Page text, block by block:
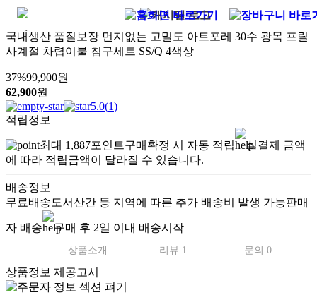
국내생산 품질보장 먼지없는 고밀도 아트포레 30수 광목 프릴
사계절 차렵이불 침구세트 SS/Q 4색상
37%99,900원
62,900원
5.0(1)
적립정보
최대 1,887포인트구매확정 시 자동 적립
실결제 금액
에 따라 적립금액이 달라질 수 있습니다.
배송정보
무료배송도서산간 등 지역에 따른 추가 배송비 발생 가능판매
자 배송 구매 후 2일 이내 배송시작
상품소개 리뷰 1 문의 0
상품정보 제공고시